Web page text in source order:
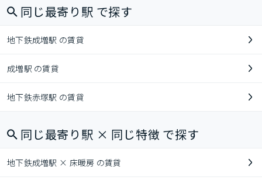
同じ最寄り駅 で探す
地下鉄成増駅 の賃貸
成増駅 の賃貸
地下鉄赤塚駅 の賃貸
同じ最寄り駅 × 同じ特徴 で探す
地下鉄成増駅 × 床暖房 の賃貸